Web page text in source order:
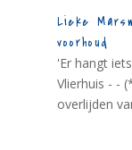
Lieke
voorhoud
'Er hangt
Vlierhuis - -
overlijden